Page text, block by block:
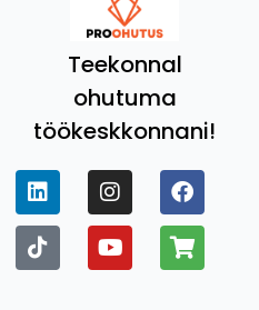
Teekonnal
ohutuma
töökeskkonnani!